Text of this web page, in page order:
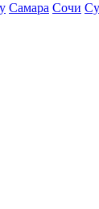
Самара Сочи